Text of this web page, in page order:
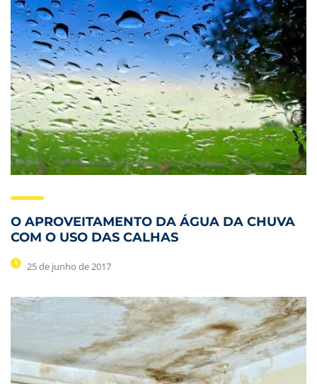
O APROVEITAMENTO DA ÁGUA DA CHUVA
COM O USO DAS CALHAS
25 de junho de 2017